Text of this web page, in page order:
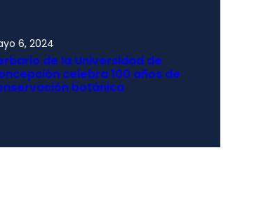
6, 2024
de la Universidad de
celebra 100 años de
botánica